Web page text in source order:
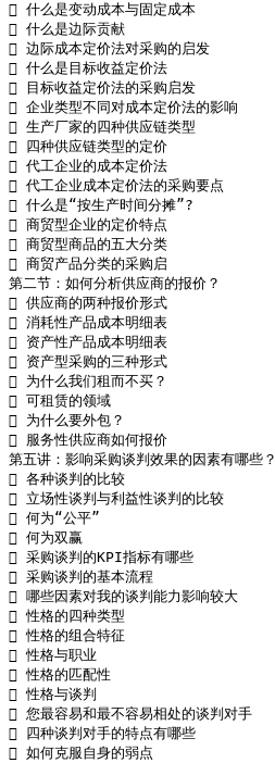
 什么是变动成本与固定成本
 什么是边际贡献
 边际成本定价法对采购的启发
 什么是目标收益定价法
 目标收益定价法的采购启发
 企业类型不同对成本定价法的影响
 生产厂家的四种供应链类型
 四种供应链类型的定价
 代工企业的成本定价法
 代工企业成本定价法的采购要点
 什么是“按生产时间分摊”?
 商贸型企业的定价特点
 商贸型商品的五大分类
 商贸产品分类的采购启
第二节：如何分析供应商的报价？
 供应商的两种报价形式
 消耗性产品成本明细表
 资产性产品成本明细表
 资产型采购的三种形式
 为什么我们租而不买？
 可租赁的领域
 为什么要外包？
 服务性供应商如何报价
第五讲：影响采购谈判效果的因素有哪些？
 各种谈判的比较
 立场性谈判与利益性谈判的比较
 何为“公平”
 何为双赢
 采购谈判的KPI指标有哪些
 采购谈判的基本流程
 哪些因素对我的谈判能力影响较大
 性格的四种类型
 性格的组合特征
 性格与职业
 性格的匹配性
 性格与谈判
 您最容易和最不容易相处的谈判对手
 四种谈判对手的特点有哪些
 如何克服自身的弱点